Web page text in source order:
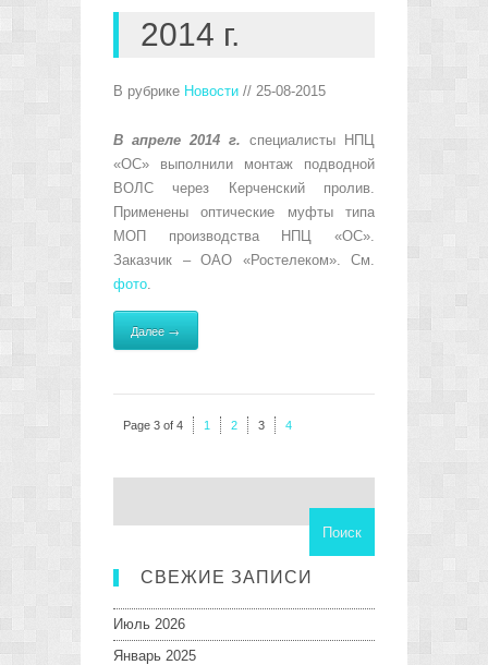
2014 г.
В рубрике Новости // 25-08-2015
В апреле 2014 г. специалисты НПЦ
«ОС» выполнили монтаж подводной
ВОЛС через Керченский пролив.
Применены оптические муфты типа
МОП производства НПЦ «ОС».
Заказчик – ОАО «Ростелеком». См.
фото.
Далее →
Page 3 of 4 1 2 3 4
СВЕЖИЕ ЗАПИСИ
Июль 2026
Январь 2025